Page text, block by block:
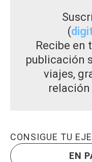
(
Recibe
publicación
viajes,
CONSIGUE TU
EN